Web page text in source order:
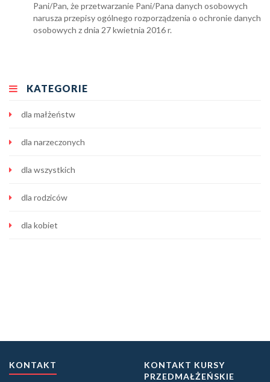
Pani/Pan, że przetwarzanie Pani/Pana danych osobowych
narusza przepisy ogólnego rozporządzenia o ochronie danych
osobowych z dnia 27 kwietnia 2016 r.
KATEGORIE
dla małżeństw
dla narzeczonych
dla wszystkich
dla rodziców
dla kobiet
KONTAKT
KONTAKT KURSY
PRZEDMAŁŻEŃSKIE